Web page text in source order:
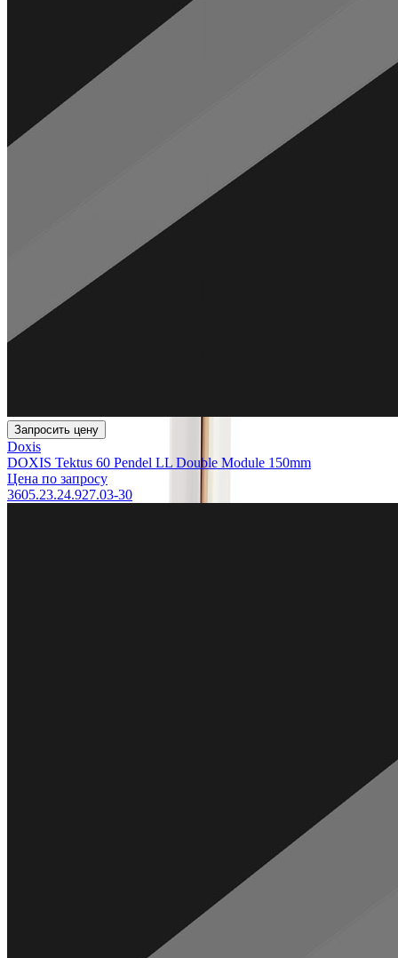
Запросить цену
Doxis
DOXIS Tektus 60 Pendel LL Double Module 150mm
Цена по запросу
3605.23.24.927.03-30